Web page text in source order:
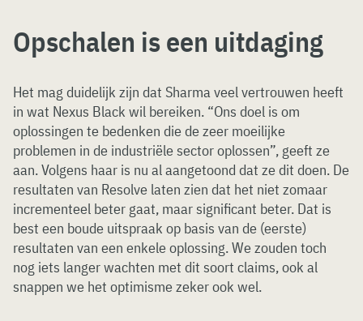
Opschalen is een uitdaging
Het mag duidelijk zijn dat Sharma veel vertrouwen heeft
in wat Nexus Black wil bereiken. “Ons doel is om
oplossingen te bedenken die de zeer moeilijke
problemen in de industriële sector oplossen”, geeft ze
aan. Volgens haar is nu al aangetoond dat ze dit doen. De
resultaten van Resolve laten zien dat het niet zomaar
incrementeel beter gaat, maar significant beter. Dat is
best een boude uitspraak op basis van de (eerste)
resultaten van een enkele oplossing. We zouden toch
nog iets langer wachten met dit soort claims, ook al
snappen we het optimisme zeker ook wel.